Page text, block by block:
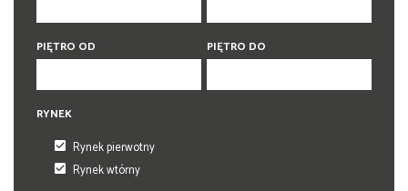
PIĘTRO OD PIĘTRO DO
RYNEK
Rynek pierwotny
Rynek wtórny